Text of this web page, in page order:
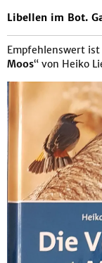
Libellen im Bot.
Empfehlenswert ist
Moos“ von Heiko